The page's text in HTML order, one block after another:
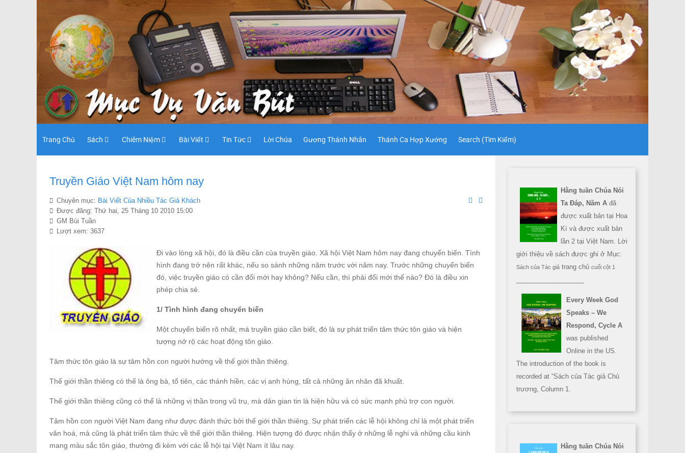
Trang Chủ Sách Chiêm Niệm Bài Viết Tin Tức Lời Chúa Gương Thánh Nhân Thánh Ca Hợp Xướng Search (Tìm Kiếm)
Truyền Giáo Việt Nam hôm nay
Chuyên mục: Bài Viết Của Nhiều Tác Giả Khách
Được đăng: Thứ hai, 25 Tháng 10 2010 15:00
GM Bùi Tuần
Lượt xem: 3637
Đi vào lòng xã hội, đó là điều cần của truyền giáo. Xã hội Việt Nam hôm nay đang chuyển biến. Tình
hình đang trở nên rất khác, nếu so sánh những năm trước với năm nay. Trước những chuyển biến
đó, việc truyền giáo có cần đổi mới hay không? Nếu cần, thì phải đổi mới thế nào? Đó là điều xin
phép chia sẻ.
1/ Tình hình đang chuyển biến
Một chuyển biến rõ nhất, mà truyền giáo cần biết, đó là sự phát triển tâm thức tôn giáo và hiện
tượng nở rộ các hoạt động tôn giáo.
Tâm thức tôn giáo là sự tâm hồn con người hướng về thế giới thần thiêng.
Thế giới thần thiêng có thể là ông bà, tổ tiên, các thánh hiền, các vị anh hùng, tất cả những ân nhân đã khuất.
Thế giới thần thiêng cũng có thể là những vị thần trong vũ trụ, mà dân gian tin là hiện hữu và có sức mạnh phù trợ con người.
Tâm hồn con người Việt Nam đang như được đánh thức bởi thế giới thần thiêng. Sự phát triển các lễ hội không chỉ là một phát triển
văn hoá, mà cũng là phát triển tâm thức về thế giới thần thiêng. Hiện tượng đó được nhận thấy ở những lễ nghi và những cầu kinh
mang màu sắc tôn giáo, thường đi kèm với các lễ hội tại Việt Nam ít lâu nay.
Hằng tuần Chúa Nói
Ta Đáp, Năm A đã
được xuất bản tại Hoa
Kì và được xuất bản
lần 2 tại Việt Nam. Lời
giới thiệu về sách được ghi ở Mục:
Sách của Tác giả trang chủ cuối cột 1
Every Week God
Speaks – We
Respond, Cycle A
was published
Online in the US.
The introduction of the book is
recorded at “Sách của Tác giả Chủ
trương, Column 1.
Hằng tuần Chúa Nói